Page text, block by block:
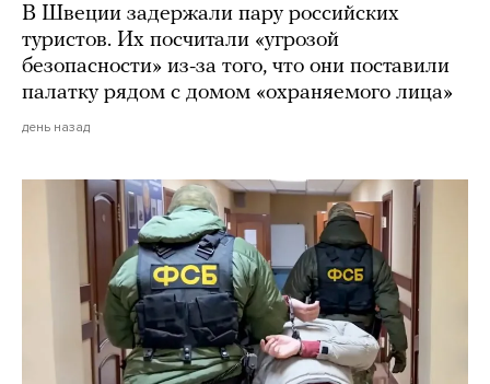
В Швеции задержали пару российских
туристов. Их посчитали «угрозой
безопасности» из-за того, что они поставили
палатку рядом с домом «охраняемого лица»
день назад